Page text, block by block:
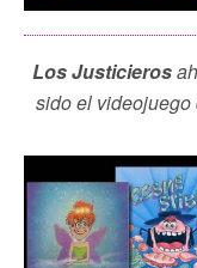
Los Justicieros
sido el